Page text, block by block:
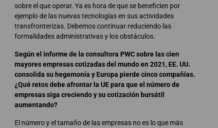
sobre el que operar. Ya es hora de que se beneficien por
ejemplo de las nuevas tecnologías en sus actividades
transfronterizas. Debemos continuar reduciendo las
formalidades administrativas y los obstáculos.
Según el informe de la consultora PWC sobre las cien
mayores empresas cotizadas del mundo en 2021, EE. UU.
consolida su hegemonía y Europa pierde cinco compañías.
¿Qué retos debe afrontar la UE para que el número de
empresas siga creciendo y su cotización bursátil
aumentando?
El número y el tamaño de las empresas no es lo que más